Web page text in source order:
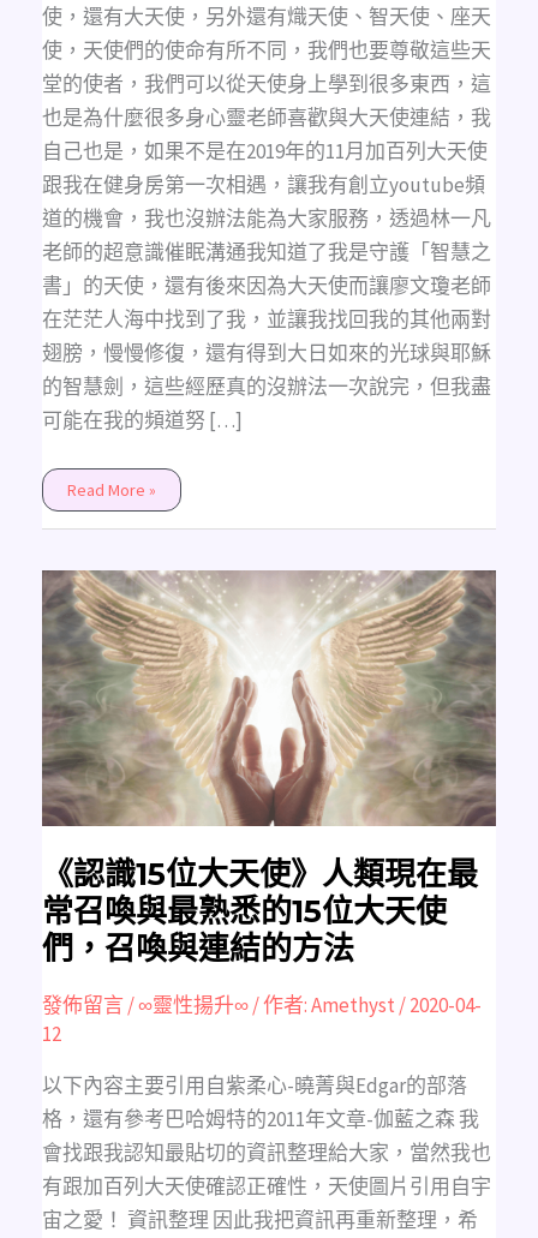
使，還有大天使，另外還有熾天使、智天使、座天
使，天使們的使命有所不同，我們也要尊敬這些天
堂的使者，我們可以從天使身上學到很多東西，這
也是為什麼很多身心靈老師喜歡與大天使連結，我
自己也是，如果不是在2019年的11月加百列大天使
跟我在健身房第一次相遇，讓我有創立youtube頻
道的機會，我也沒辦法能為大家服務，透過林一凡
老師的超意識催眠溝通我知道了我是守護「智慧之
書」的天使，還有後來因為大天使而讓廖文瓊老師
在茫茫人海中找到了我，並讓我找回我的其他兩對
翅膀，慢慢修復，還有得到大日如來的光球與耶穌
的智慧劍，這些經歷真的沒辦法一次說完，但我盡
可能在我的頻道努 […]
Amethsyt
儷
兒
Read More »
《認識15位大天使》人類現在最
常召喚與最熟悉的15位大天使
們，召喚與連結的方法
發佈留言/∞靈性揚升∞/ 作者:Amethyst /2020-04-
12
以下內容主要引用自紫柔心-曉菁與Edgar的部落
格，還有參考巴哈姆特的2011年文章-伽藍之森 我
會找跟我認知最貼切的資訊整理給大家，當然我也
有跟加百列大天使確認正確性，天使圖片引用自宇
宙之愛！ 資訊整理 因此我把資訊再重新整理，希
《認
識
15
位
大
天
使》
人
類
在
最
常
召
喚
與
熟
悉
的
15
位
大
天
們，
召
結
的
方